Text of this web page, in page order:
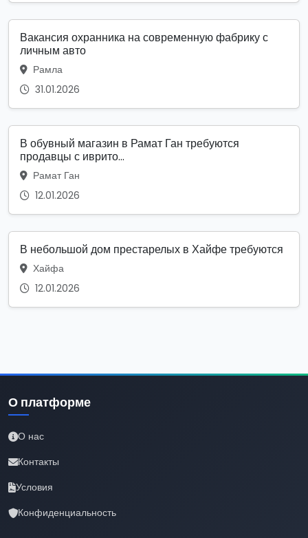
Вакансия охранника на современную фабрику с
личным авто
Рамла
31.01.2026
В обувный магазин в Рамат Ган требуются
продавцы с иврито...
Рамат Ган
12.01.2026
В небольшой дом престарелых в Хайфе требуются
Хайфа
12.01.2026
О платформе
О нас
Контакты
Условия
Конфиденциальность